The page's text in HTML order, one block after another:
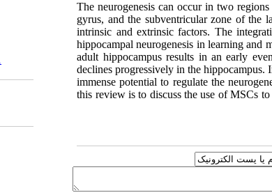
The neurogenesis can occur in two
gyrus, and the subventricular zone of the
intrinsic and extrinsic factors. The
hippocampal neurogenesis in learning and
adult hippocampus results in an early
declines progressively in the hippocampus.
immense potential to regulate the
this review is to discuss the use of MSCs